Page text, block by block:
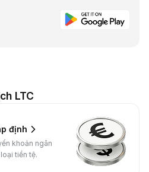
LTC
định
khoản ngân
tiền tệ.